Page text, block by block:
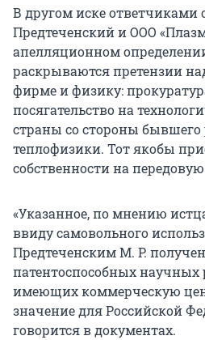
В другом иске ответчиками
Предтеченский и ООО
апелляционном
раскрываются претензии
фирме и физику:
посягательство на
страны со стороны бывшего
теплофизики. Тот якобы
собственности на
«Указанное, по мнению
ввиду самовольного
ПредтеченскимМ. Р.
патентоспособных научных
имеющих коммерческую
значение для Российской
говорится в документах.